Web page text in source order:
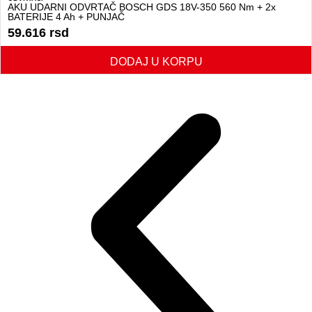
AKU UDARNI ODVRTAČ BOSCH GDS 18V-350 560 Nm + 2x
BATERIJE 4 Ah + PUNJAČ
59.616 rsd
DODAJ U KORPU